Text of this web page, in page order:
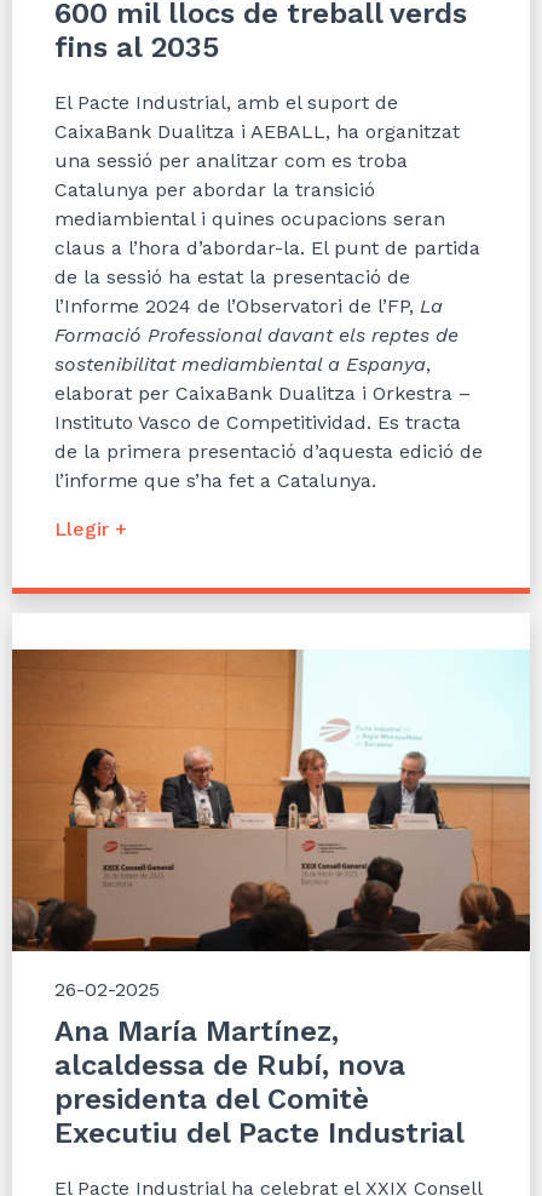
600 mil llocs de treball verds
fins al 2035
El Pacte Industrial, amb el suport de
CaixaBank Dualitza i AEBALL, ha organitzat
una sessió per analitzar com es troba
Catalunya per abordar la transició
mediambiental i quines ocupacions seran
claus a l’hora d’abordar-la. El punt de partida
de la sessió ha estat la presentació de
l’Informe 2024 de l’Observatori de l’FP, La
Formació Professional davant els reptes de
sostenibilitat mediambiental a Espanya,
elaborat per CaixaBank Dualitza i Orkestra –
Instituto Vasco de Competitividad. Es tracta
de la primera presentació d’aquesta edició de
l’informe que s’ha fet a Catalunya.
Llegir +
26-02-2025
Ana María Martínez,
alcaldessa de Rubí, nova
presidenta del Comitè
Executiu del Pacte Industrial
El Pacte Industrial ha celebrat el XXIX Consell